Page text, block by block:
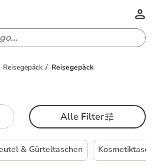
Reisegepäck Reisegepäck
Alle Filter
& Gürteltaschen